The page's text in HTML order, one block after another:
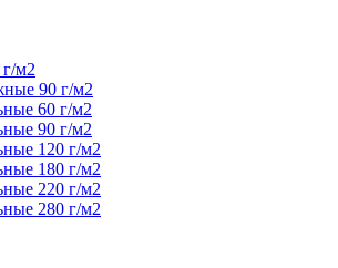
м2
90 г/м2
60 г/м2
90 г/м2
120 г/м2
180 г/м2
220 г/м2
280 г/м2